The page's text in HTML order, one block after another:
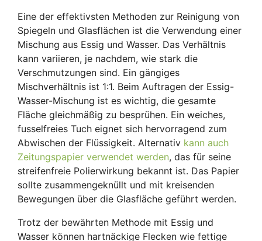
Eine der effektivsten Methoden zur Reinigung von
Spiegeln und Glasflächen ist die Verwendung einer
Mischung aus Essig und Wasser. Das Verhältnis
kann variieren, je nachdem, wie stark die
Verschmutzungen sind. Ein gängiges
Mischverhältnis ist 1:1. Beim Auftragen der Essig-
Wasser-Mischung ist es wichtig, die gesamte
Fläche gleichmäßig zu besprühen. Ein weiches,
fusselfreies Tuch eignet sich hervorragend zum
Abwischen der Flüssigkeit. Alternativ kann auch
Zeitungspapier verwendet werden, das für seine
streifenfreie Polierwirkung bekannt ist. Das Papier
sollte zusammengeknüllt und mit kreisenden
Bewegungen über die Glasfläche geführt werden.
Trotz der bewährten Methode mit Essig und
Wasser können hartnäckige Flecken wie fettige